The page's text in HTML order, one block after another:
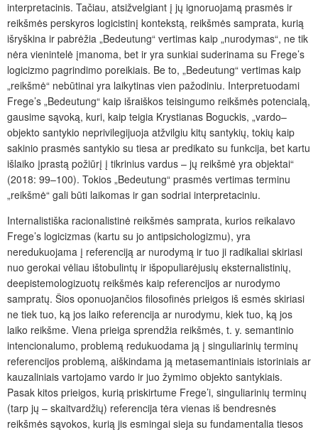
interpretacinis. Tačiau, atsižvelgiant į jų ignoruojamą prasmės ir
reikšmės perskyros logicistinį kontekstą, reikšmės samprata, kurią
išryškina ir pabrėžia „Bedeutung“ vertimas kaip „nurodymas“, ne tik
nėra vienintelė įmanoma, bet ir yra sunkiai suderinama su Frege’s
logicizmo pagrindimo poreikiais. Be to, „Bedeutung“ vertimas kaip
„reikšmė“ nebūtinai yra laikytinas vien pažodiniu. Interpretuodami
Frege’s „Bedeutung“ kaip išraiškos teisingumo reikšmės potencialą,
gausime sąvoką, kuri, kaip teigia Krystianas Boguckis, „vardo–
objekto santykio neprivilegijuoja atžvilgiu kitų santykių, tokių kaip
sakinio prasmės santykio su tiesa ar predikato su funkcija, bet kartu
išlaiko įprastą požiūrį į tikrinius vardus – jų reikšmė yra objektai“
(2018: 99–100). Tokios „Bedeutung“ prasmės vertimas terminu
„reikšmė“ gali būti laikomas ir gan sodriai interpretaciniu.
Internalistiška racionalistinė reikšmės samprata, kurios reikalavo
Frege’s logicizmas (kartu su jo antipsichologizmu), yra
neredukuojama į referenciją ar nurodymą ir tuo ji radikaliai skiriasi
nuo gerokai vėliau ištobulintų ir išpopuliarėjusių eksternalistinių,
deepistemologizuotų reikšmės kaip referencijos ar nurodymo
sampratų. Šios oponuojančios filosofinės prieigos iš esmės skiriasi
ne tiek tuo, ką jos laiko referencija ar nurodymu, kiek tuo, ką jos
laiko reikšme. Viena prieiga sprendžia reikšmės, t. y. semantinio
intencionalumo, problemą redukuodama ją į singuliarinių terminų
referencijos problemą, aiškindama ją metasemantiniais istoriniais ar
kauzaliniais vartojamo vardo ir juo žymimo objekto santykiais.
Pasak kitos prieigos, kurią priskirtume Frege’i, singuliarinių terminų
(tarp jų – skaitvardžių) referencija tėra vienas iš bendresnės
reikšmės sąvokos, kurią jis esmingai sieja su fundamentalia tiesos